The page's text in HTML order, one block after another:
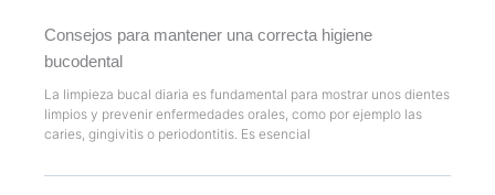
Consejos para mantener una correcta higiene
bucodental
La limpieza bucal diaria es fundamental para mostrar unos dientes
limpios y prevenir enfermedades orales, como por ejemplo las
caries, gingivitis o periodontitis. Es esencial